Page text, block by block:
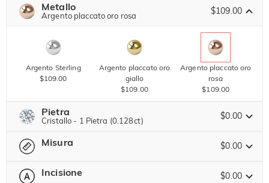
-10%
SU TUTTO
SUL 2°
Copia
Metallo
Argento placcato oro rosa $109.00
Argento Sterling
$109.00
Argento placcato oro
giallo
$109.00
Argento placcato oro
rosa
$109.00
Pietra
Cristallo - 1 Pietra (0.128ct) $0.00
Pietra preziosa di Jeulia
Misura $0.00
-- Seleziona -- Guida alle Taglie
Incisione $0.00